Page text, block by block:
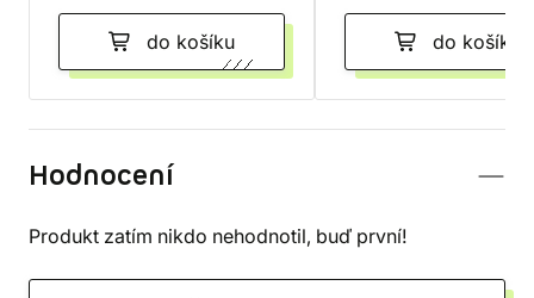
do košíku do košíku
Hodnocení
Produkt zatím nikdo nehodnotil, buď první!